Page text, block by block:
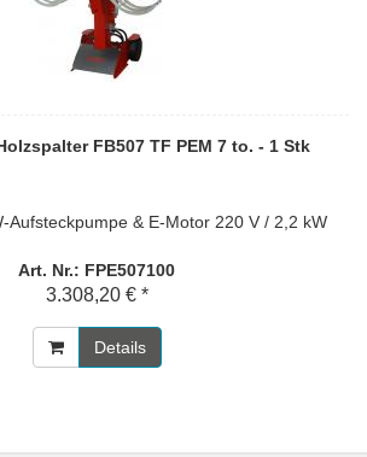
FB507 TF PEM 7 to. - 1 Stk
Aufsteckpumpe & E-Motor 220 V / 2,2 kW
Art. Nr.: FPE507100
3.308,20 € *
Details